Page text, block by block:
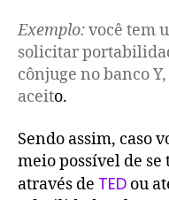
Exemplo:você tem
solicitar
cônjuge no banco
aceito.
Sendo assim, caso
meio possível de
através de TED ou